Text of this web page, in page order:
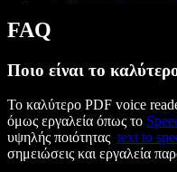
FAQ
Ποιο είναι το
Το καλύτερο PDF voice
όμως εργαλεία όπως το
υψηλής ποιότητας text to
σημειώσεις και εργαλεία